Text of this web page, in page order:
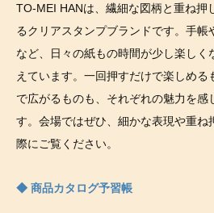
TO-MEI HANは、繊細な図柄と重ね押
るクリアスタンプブランドです。手帳
など、日々の紙もの時間が少し楽しく
えています。一回押すだけで楽しめる
で広がるものも、それぞれの魅力を感
す。会場ではぜひ、細かな表現や重ね
際にご覧ください。
◆ 商品カタログ予習帳